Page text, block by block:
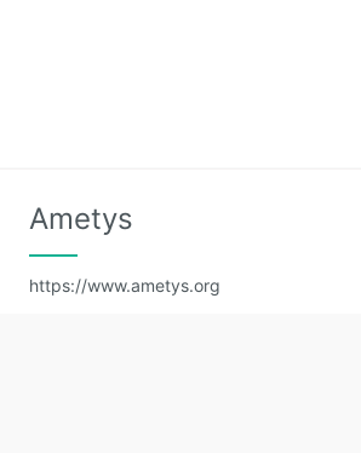
Ametys
https://www.ametys.org